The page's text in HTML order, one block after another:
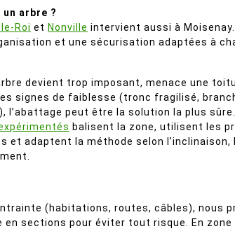
arbre ?
Roi et Nonville intervient aussi à Moisenay.
et une sécurisation adaptées à
devient trop imposant, menace une
signes de faiblesse (tronc fragilisé,
l’abattage peut être la solution la plus sûre.
balisent la zone, utilisent les
et adaptent la méthode selon l’inclinaison,
(habitations, routes, câbles), nous
en sections pour éviter tout risque. En zone